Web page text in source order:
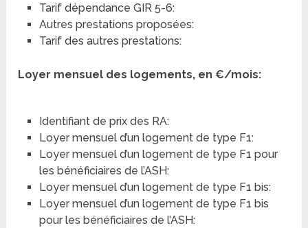
Tarif dépendance GIR 5-6:
Autres prestations proposées:
Tarif des autres prestations:
Loyer mensuel des logements, en €/mois:
Identifiant de prix des RA:
Loyer mensuel d’un logement de type F1:
Loyer mensuel d’un logement de type F1 pour
les bénéficiaires de l’ASH:
Loyer mensuel d’un logement de type F1 bis:
Loyer mensuel d’un logement de type F1 bis
pour les bénéficiaires de l’ASH: